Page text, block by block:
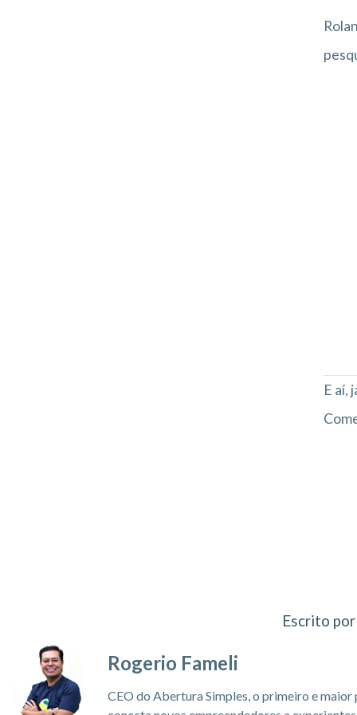
E aí,
Escrito por
Rogerio Fameli
CEO do Abertura Simples, o primeiro e